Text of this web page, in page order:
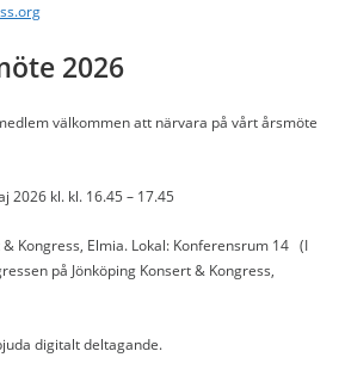
2026
välkommen att närvara på vårt årsmöte
2026 kl. kl. 16.45 – 17.45
& Kongress, Elmia. Lokal: Konferensrum 14 (I
på Jönköping Konsert & Kongress,
digitalt deltagande.